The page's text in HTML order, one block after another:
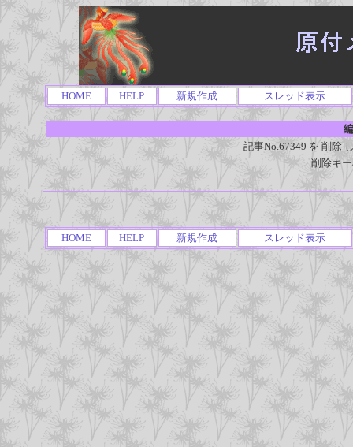
HOME HELP 新規作成 スレッド表示
記事No.67349 を 削除
削除キ
HOME HELP 新規作成 スレッド表示